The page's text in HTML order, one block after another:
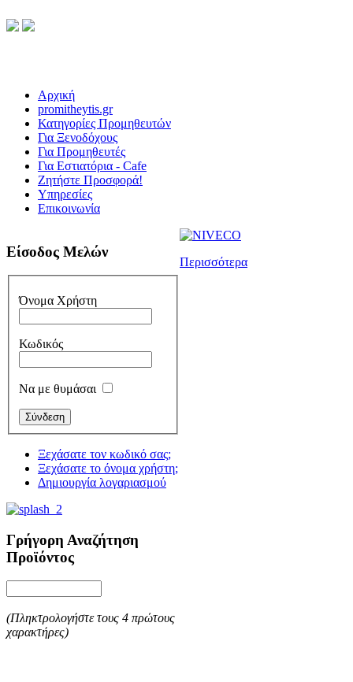
Αρχική
promitheytis.gr
Κατηγορίες Προμηθευτών
Για Ξενοδόχους
Για Προμηθευτές
Για Εστιατόρια - Cafe
Ζητήστε Προσφορά!
Υπηρεσίες
Επικοινωνία
Είσοδος Μελών
Όνομα Χρήστη
Κωδικός
Να με θυμάσαι
Ξεχάσατε τον κωδικό σας;
Ξεχάσατε το όνομα χρήστη;
Δημιουργία λογαριασμού
Γρήγορη Αναζήτηση
Προϊόντος
(Πληκτρολογήστε τους 4 πρώτους
χαρακτήρες)
Περισσότερα